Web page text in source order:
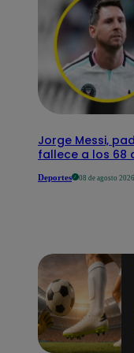
Jorge Messi,
fallece a los 68
Deportes 08 de agosto 2026